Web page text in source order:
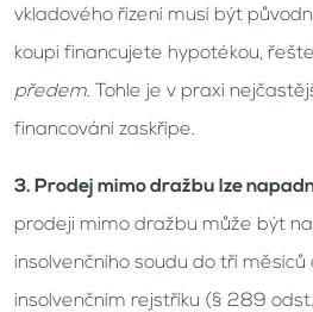
vkladového řízení musí být
koupi financujete hypotékou,
předem. Tohle je v praxi
financování zaskřípe.
3. Prodej mimo dražbu lze
prodeji mimo dražbu může být
insolvenčního soudu do tří měsíců
insolvenčním rejstříku (§ 289